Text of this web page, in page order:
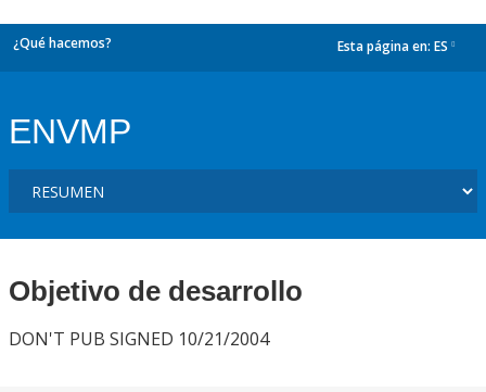
¿Qué hacemos? Esta página en: ES
ENVMP
Objetivo de desarrollo
DON'T PUB SIGNED 10/21/2004